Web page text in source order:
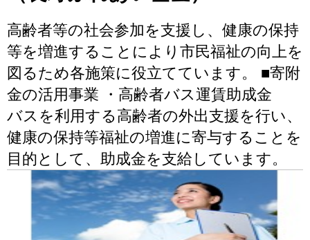
高齢者等の社会参加を支援し、健康の保持
等を増進することにより市民福祉の向上を
図るため各施策に役立てています。 ■寄附
金の活用事業 ・高齢者バス運賃助成金
バスを利用する高齢者の外出支援を行い、
健康の保持等福祉の増進に寄与することを
目的として、助成金を支給しています。